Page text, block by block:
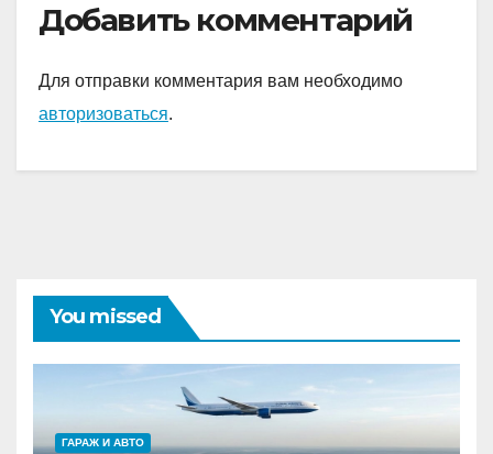
Добавить комментарий
Для отправки комментария вам необходимо
авторизоваться.
You missed
ГАРАЖ И АВТО